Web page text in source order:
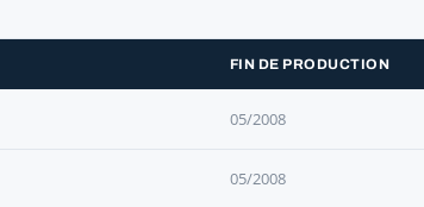
FIN DE PRODUCTION
05/2008
05/2008